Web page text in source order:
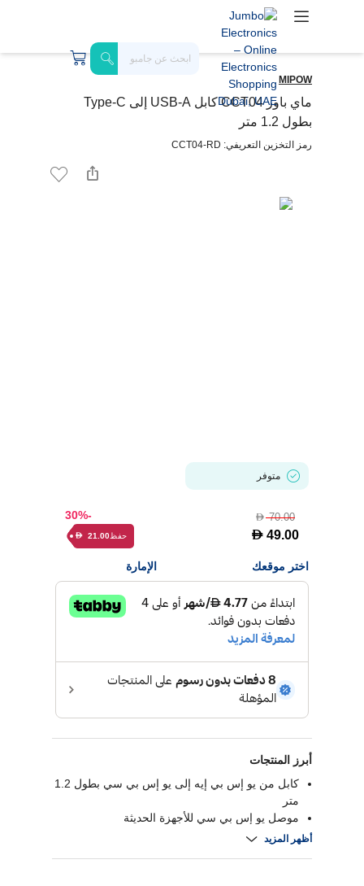
MIPOW
ماي باور CCT04 كابل USB-A إلى Type-C
بطول 1.2 متر
رمز التخزين التعريفي: CCT04-RD
متوفر
D70.00
D 49.00
-30%
حفظ D 21.00
اختر موقعك الإمارة
أبرز المنتجات
كابل من يو إس بي إيه إلى يو إس بي سي بطول 1.2
متر
موصل يو إس بي سي للأجهزة الحديثة
يدعم الشحن عبر منفذ يو إس بي إيه
أظهر المزيد